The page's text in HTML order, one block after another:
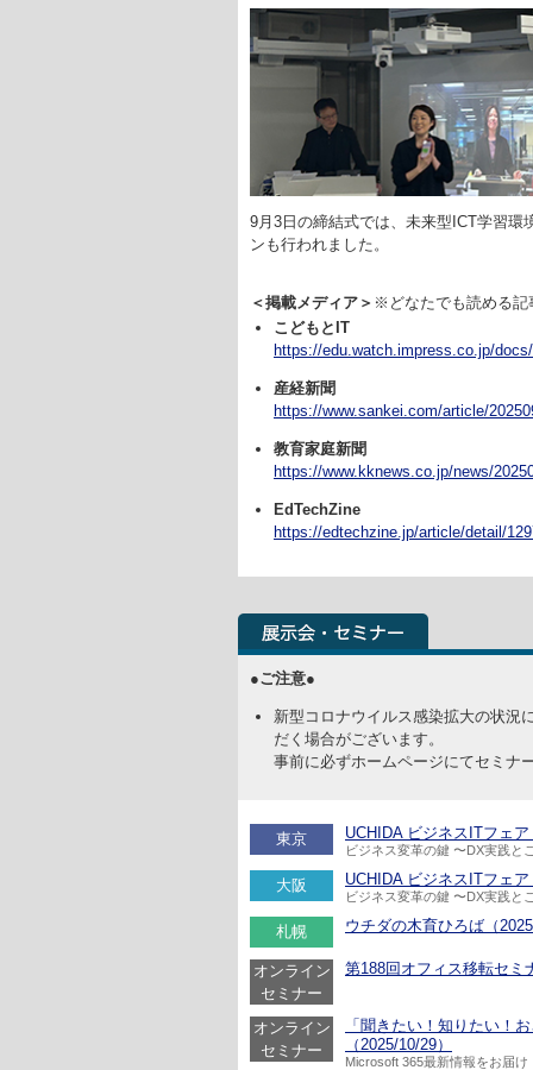
9月3日の締結式では、未来型ICT学習環
ンも行われました。
＜掲載メディア＞ ※どなたでも読める記
こどもとIT
https://edu.watch.impress.co.jp/
産経新聞
https://www.sankei.com/article/
教育家庭新聞
https://www.kknews.co.jp/news/
EdTechZine
https://edtechzine.jp/article/detail/
●ご注意●
新型コロナウイルス感染拡大の状況
だく場合がございます。
事前に必ずホームページにてセミナ
東京 UCHIDA ビジネスITフェ
ビジネス変革の鍵 〜DX実践と
大阪 UCHIDA ビジネスITフェ
ビジネス変革の鍵 〜DX実践と
札幌 ウチダの木育ひろば（
オンライン
セミナー
第188回オフィス移転セミ
オンライン
セミナー
「聞きたい！知りたい！
（2025/10/29）
Microsoft 365最新情報をお届け